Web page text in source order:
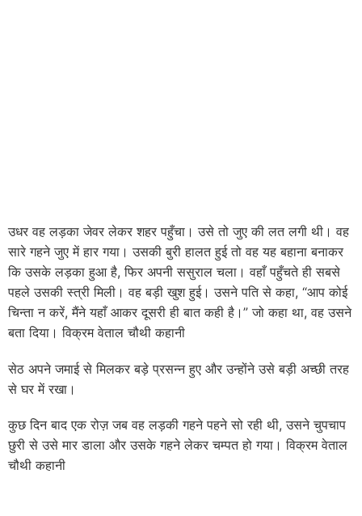
उधर वह लड़का जेवर लेकर शहर पहुँचा। उसे तो जुए की लत लगी थी। वह
सारे गहने जुए में हार गया। उसकी बुरी हालत हुई तो वह यह बहाना बनाकर
कि उसके लड़का हुआ है, फिर अपनी ससुराल चला। वहाँ पहुँचते ही सबसे
पहले उसकी स्त्री मिली। वह बड़ी खुश हुई। उसने पति से कहा, “आप कोई
चिन्ता न करें, मैंने यहाँ आकर दूसरी ही बात कही है।” जो कहा था, वह उसने
बता दिया। विक्रम वेताल चौथी कहानी
सेठ अपने जमाई से मिलकर बड़े प्रसन्न हुए और उन्होंने उसे बड़ी अच्छी तरह
से घर में रखा।
कुछ दिन बाद एक रोज़ जब वह लड़की गहने पहने सो रही थी, उसने चुपचाप
छुरी से उसे मार डाला और उसके गहने लेकर चम्पत हो गया। विक्रम वेताल
चौथी कहानी